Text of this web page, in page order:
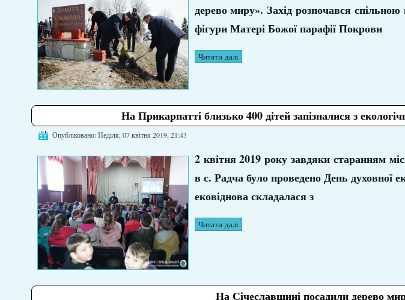
дерево миру». Захід розпочався
фігури Матері Божої парафії Покрови
Читати далі
На Прикарпатті близько 400 дітей запізналися з
Опубліковано: Неділя, 07 квітня 2019, 21:43
2 квітня 2019 року завдяки старанням
в с. Радча було проведено День духовної
ековіднова складалася з
Читати далі
На Січеславщині посадили дерево